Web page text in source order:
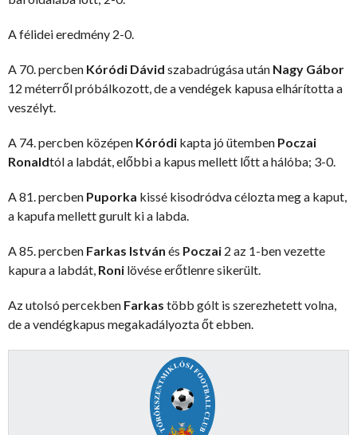
A félidei eredmény 2-0.
A 70. percben Kóródi Dávid szabadrúgása után Nagy Gábor
12 méterről próbálkozott, de a vendégek kapusa elhárította a
veszélyt.
A 74. percben középen Kóródi kapta jó ütemben Poczai
Ronaldtól a labdát, előbbi a kapus mellett lőtt a hálóba; 3-0.
A 81. percben Puporka kissé kisodródva célozta meg a kaput,
a kapufa mellett gurult ki a labda.
A 85. percben Farkas István és Poczai 2 az 1-ben vezette
kapura a labdát, Roni lövése erőtlenre sikerült.
Az utolsó percekben Farkas több gólt is szerezhetett volna,
de a vendégkapus megakadályozta őt ebben.